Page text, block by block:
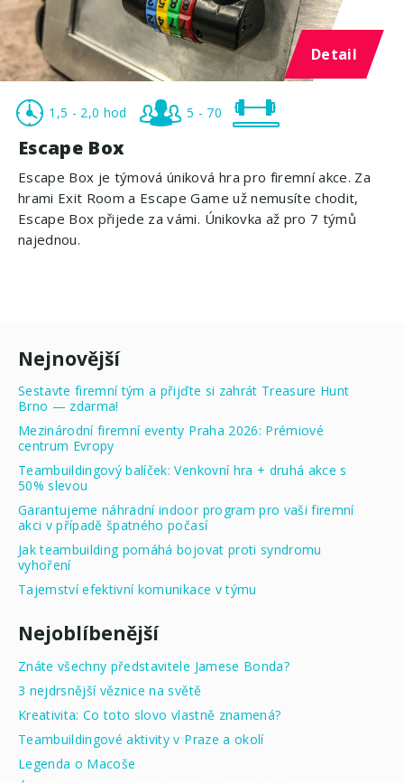
Detail
1,5 - 2,0 hod 5 - 70
Escape Box
Escape Box je týmová úniková hra pro firemní akce. Za
hrami Exit Room a Escape Game už nemusíte chodit,
Escape Box přijede za vámi. Únikovka až pro 7 týmů
najednou.
Nejnovější
Sestavte firemní tým a přijďte si zahrát Treasure Hunt
Brno — zdarma!
Mezinárodní firemní eventy Praha 2026: Prémiové
centrum Evropy
Teambuildingový balíček: Venkovní hra + druhá akce s
50% slevou
Garantujeme náhradní indoor program pro vaši firemní
akci v případě špatného počasí
Jak teambuilding pomáhá bojovat proti syndromu
vyhoření
Tajemství efektivní komunikace v týmu
Nejoblíbenější
Znáte všechny představitele Jamese Bonda?
3 nejdrsnější věznice na světě
Kreativita: Co toto slovo vlastně znamená?
Teambuildingové aktivity v Praze a okolí
Legenda o Macoše